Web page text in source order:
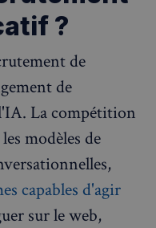
?
de
de
La compétition
modèles de
capables d'agir
sur le web,
habilitent des
telles que la
des comptes.
correctement
Fournisseur
/
Domaine
Wix.com, Inc.
.stripecdn.com
5 minutes